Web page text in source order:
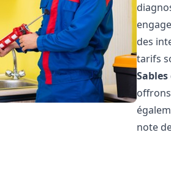
des
tarifs
note